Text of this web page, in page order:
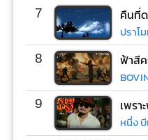
7 คืนที่
ปราโ
8 ฟ้าสี
9 เพรา
หนึ่ง